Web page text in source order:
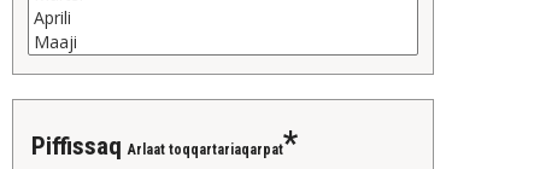
piffissaq Arlaat toqqartariaqarpat